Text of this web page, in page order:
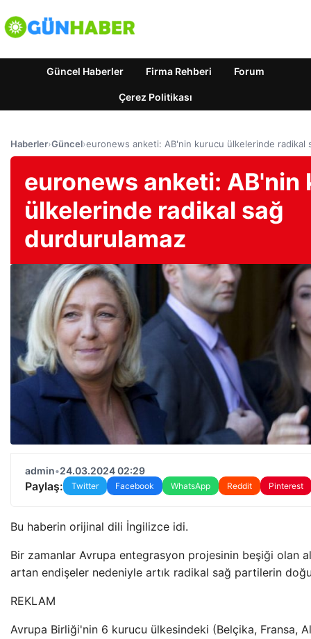
Güncel Haberler Firma Rehberi Forum
Çerez Politikası
Haberler›Güncel›euronews anketi: AB'nin kurucu ülkelerinde radikal
euronews anketi: AB'nin
ülkelerinde radikal sağ
durdurulamaz
admin•24.03.2024 02:29
Paylaş: Twitter Facebook WhatsApp Reddit Pinterest
Bu haberin orijinal dili İngilizce idi.
Bir zamanlar Avrupa entegrasyon projesinin beşiği olan
artan endişeler nedeniyle artık radikal sağ partilerin
REKLAM
Avrupa Birliği'nin 6 kurucu ülkesindeki (Belçika, Fransa,